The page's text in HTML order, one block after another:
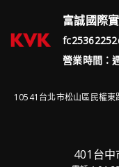
富誠國際
營業時間：
10541台北市松山區民權
401台